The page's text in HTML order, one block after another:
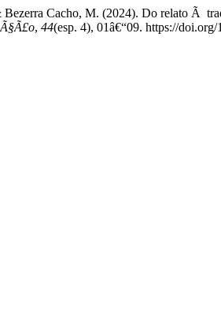
Cacho, M. (2024). Do relato Ã
, 44(esp. 4), 01â€“09. https://